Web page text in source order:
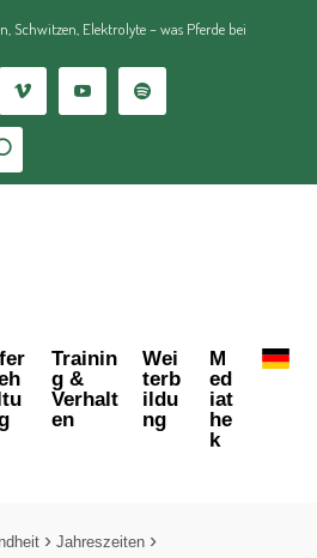
Schwitzen, Elektrolyte – was Pferde bei
Trainin
g &
Verhalt
en
Wei
terb
ildu
ng
M
ed
iat
he
k
Jahreszeiten